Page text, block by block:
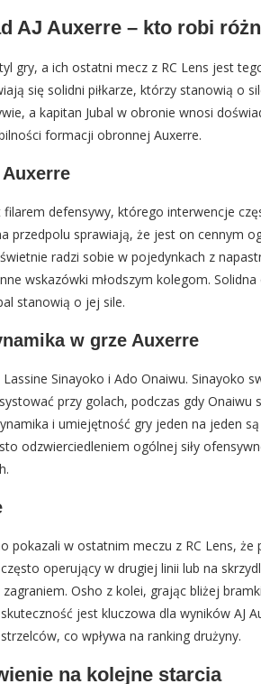
AJ Auxerre – kto robi
gry, a ich ostatni mecz z RC Lens jest
się solidni piłkarze, którzy stanowią o
a kapitan Jubal w obronie wnosi
formacji obronnej Auxerre.
defensywy, którego interwencje
przedpolu sprawiają, że jest on cennym
radzi sobie w pojedynkach z
wskazówki młodszym kolegom.
stanowią o jej sile.
w grze Auxerre
Sinayoko i Ado Onaiwu. Sinayoko
przy golach, podczas gdy Onaiwu
i umiejętność gry jeden na jeden
odzwierciedleniem ogólnej siły
pokazali w ostatnim meczu z RC Lens, że
operujący w drugiej linii lub na
Osho z kolei, grając bliżej
jest kluczowa dla wyników AJ
co wpływa na ranking drużyny.
na kolejne starcia